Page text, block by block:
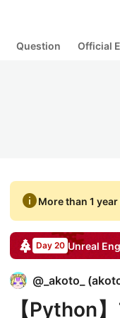
Question Official
infoMore than 1
Day 20 Unreal
@ _akoto_ (
【Python